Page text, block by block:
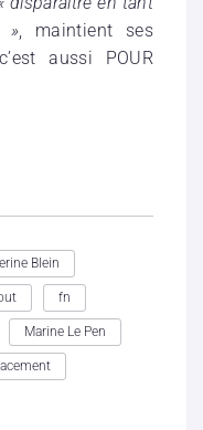
», maintient ses
aussi POUR
Blein
fn
Marine Le Pen